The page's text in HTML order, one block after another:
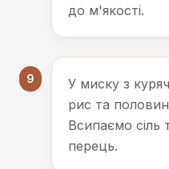
до м'якості.
9
У миску з
рис та
Всипаємо сіль
перець.